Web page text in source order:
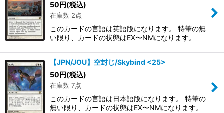
50円(税込)
在庫数 2点
このカードの言語は英語版になります。 特筆の無
い限り、カードの状態はEX〜NMになります。
【JPN/JOU】空封じ/Skybind <25>
50円(税込)
在庫数 7点
このカードの言語は日本語版になります。 特筆の
無い限り、カードの状態はEX〜NMになります。